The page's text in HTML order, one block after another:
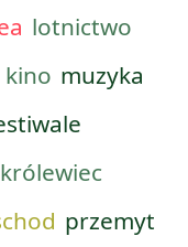
lotnictwo
kino muzyka
królewiec
przemyt